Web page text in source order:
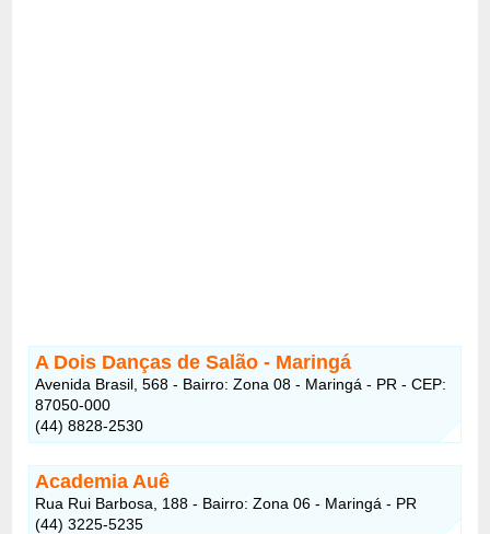
A Dois Danças de Salão - Maringá
Avenida Brasil, 568 - Bairro: Zona 08 - Maringá - PR - CEP:
87050-000
(44) 8828-2530
Academia Auê
Rua Rui Barbosa, 188 - Bairro: Zona 06 - Maringá - PR
(44) 3225-5235